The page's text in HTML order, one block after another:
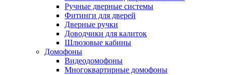
Ручные дверные системы
Фитинги для дверей
Дверные ручки
Доводчики для калиток
Шлюзовые кабины
Домофоны
Видеодомофоны
Многоквартирные домофоны